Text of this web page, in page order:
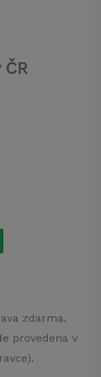
zdarma.
provedena v